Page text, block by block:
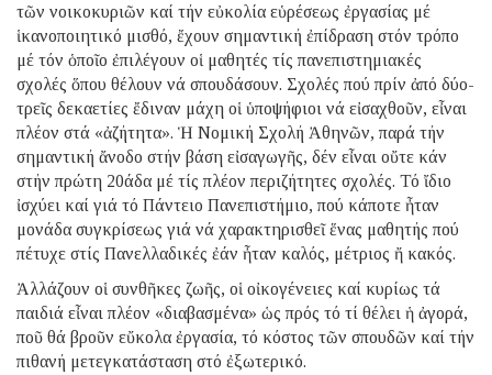
τῶν νοικοκυριῶν καί τήν εὐκολία εὑρέσεως ἐργασίας μέ
ἱκανοποιητικό μισθό, ἔχουν σημαντική ἐπίδραση στόν τρόπο
μέ τόν ὁποῖο ἐπιλέγουν οἱ μαθητές τίς πανεπιστημιακές
σχολές ὅπου θέλουν νά σπουδάσουν. Σχολές πού πρίν ἀπό δύο-
τρεῖς δεκαετίες ἔδιναν μάχη οἱ ὑποψήφιοι νά εἰσαχθοῦν, εἶναι
πλέον στά «ἀζήτητα». Ἡ Νομική Σχολή Ἀθηνῶν, παρά τήν
σημαντική ἄνοδο στήν βάση εἰσαγωγῆς, δέν εἶναι οὔτε κάν
στήν πρώτη 20άδα μέ τίς πλέον περιζήτητες σχολές. Τό ἴδιο
ἰσχύει καί γιά τό Πάντειο Πανεπιστήμιο, πού κάποτε ἦταν
μονάδα συγκρίσεως γιά νά χαρακτηρισθεῖ ἕνας μαθητής πού
πέτυχε στίς Πανελλαδικές ἐάν ἦταν καλός, μέτριος ἤ κακός.
Ἀλλάζουν οἱ συνθῆκες ζωῆς, οἱ οἰκογένειες καί κυρίως τά
παιδιά εἶναι πλέον «διαβασμένα» ὡς πρός τό τί θέλει ἡ ἀγορά,
ποῦ θά βροῦν εὔκολα ἐργασία, τό κόστος τῶν σπουδῶν καί τήν
πιθανή μετεγκατάσταση στό ἐξωτερικό.